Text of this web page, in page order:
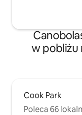
w pobliżu
Cook Park
Poleca 66